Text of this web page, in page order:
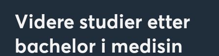
Videre studier etter
bachelor i medisin